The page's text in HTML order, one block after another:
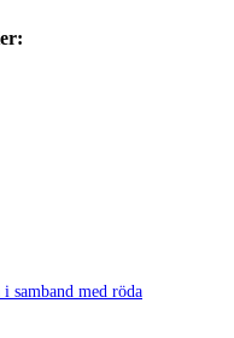
samband med röda